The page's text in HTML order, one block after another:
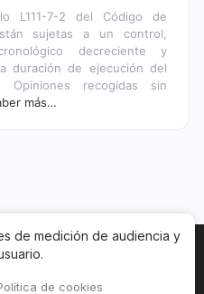
L111-7-2 del Código de
sujetas a un control,
decreciente y
duración de ejecución del
Opiniones recogidas sin
más…
Categorías
de medición de audiencia y
de cookies